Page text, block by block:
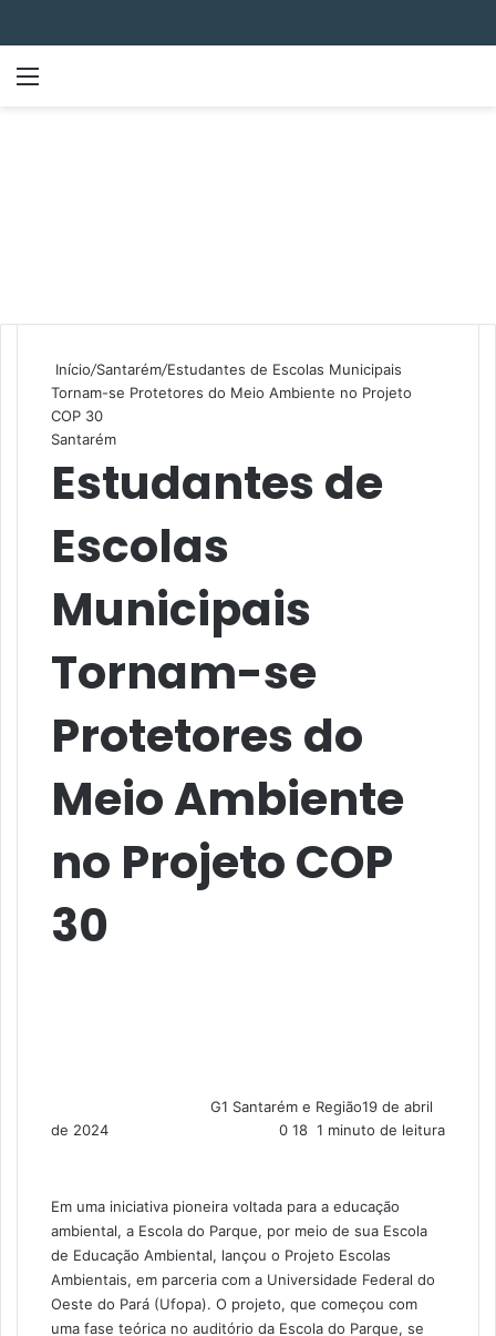
Início/Santarém/Estudantes de Escolas Municipais
Tornam-se Protetores do Meio Ambiente no Projeto
COP 30
Santarém
Estudantes de
Escolas
Municipais
Tornam-se
Protetores do
Meio Ambiente
no Projeto COP
30
G1 Santarém e Região19 de abril
de 2024
0 18 1 minuto de leitura
Em uma iniciativa pioneira voltada para a educação
ambiental, a Escola do Parque, por meio de sua Escola
de Educação Ambiental, lançou o Projeto Escolas
Ambientais, em parceria com a Universidade Federal do
Oeste do Pará (Ufopa). O projeto, que começou com
uma fase teórica no auditório da Escola do Parque, se